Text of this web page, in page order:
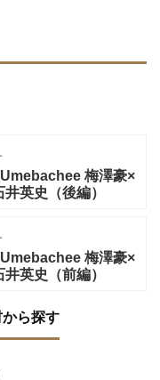
Umebachee 梅澤豪×
英史（後編）
Umebachee 梅澤豪×
英史（前編）
ら探す